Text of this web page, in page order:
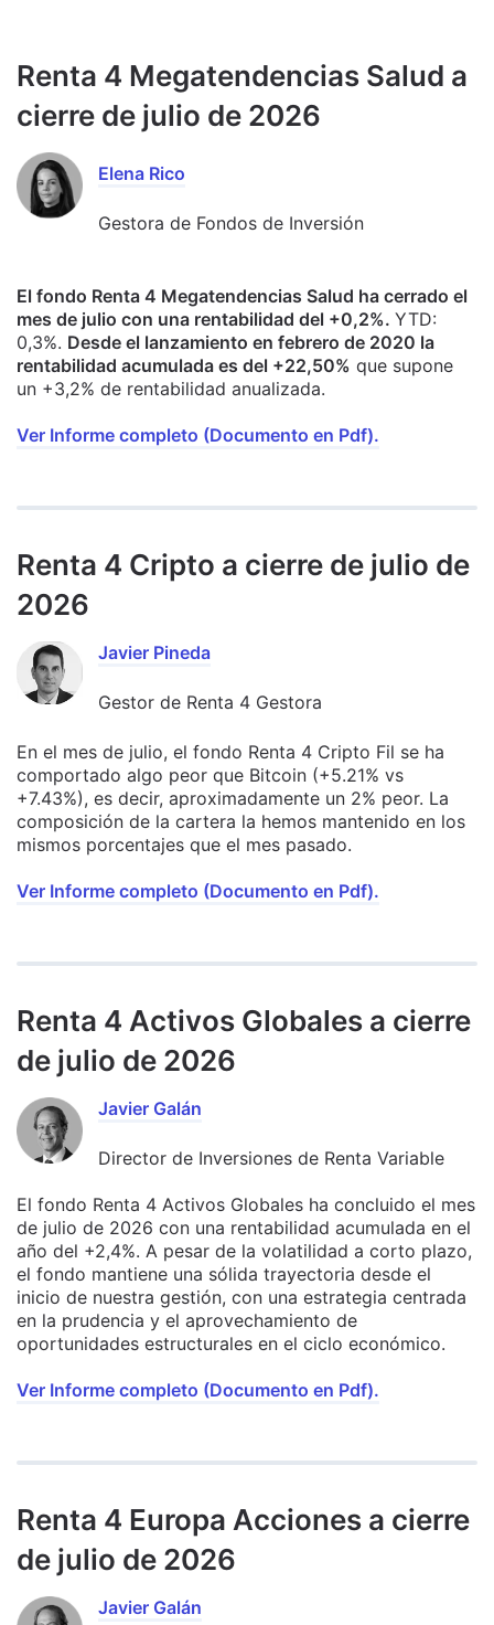
Renta 4 Megatendencias Salud a
cierre de julio de 2026
Elena Rico
Gestora de Fondos de Inversión
El fondo Renta 4 Megatendencias Salud ha cerrado el
mes de julio con una rentabilidad del +0,2%. YTD:
0,3%. Desde el lanzamiento en febrero de 2020 la
rentabilidad acumulada es del +22,50% que supone
un +3,2% de rentabilidad anualizada.
Ver Informe completo (Documento en Pdf).
Renta 4 Cripto a cierre de julio de
2026
Javier Pineda
Gestor de Renta 4 Gestora
En el mes de julio, el fondo Renta 4 Cripto Fil se ha
comportado algo peor que Bitcoin (+5.21% vs
+7.43%), es decir, aproximadamente un 2% peor. La
composición de la cartera la hemos mantenido en los
mismos porcentajes que el mes pasado.
Ver Informe completo (Documento en Pdf).
Renta 4 Activos Globales a cierre
de julio de 2026
Javier Galán
Director de Inversiones de Renta Variable
El fondo Renta 4 Activos Globales ha concluido el mes
de julio de 2026 con una rentabilidad acumulada en el
año del +2,4%. A pesar de la volatilidad a corto plazo,
el fondo mantiene una sólida trayectoria desde el
inicio de nuestra gestión, con una estrategia centrada
en la prudencia y el aprovechamiento de
oportunidades estructurales en el ciclo económico.
Ver Informe completo (Documento en Pdf).
Renta 4 Europa Acciones a cierre
de julio de 2026
Javier Galán